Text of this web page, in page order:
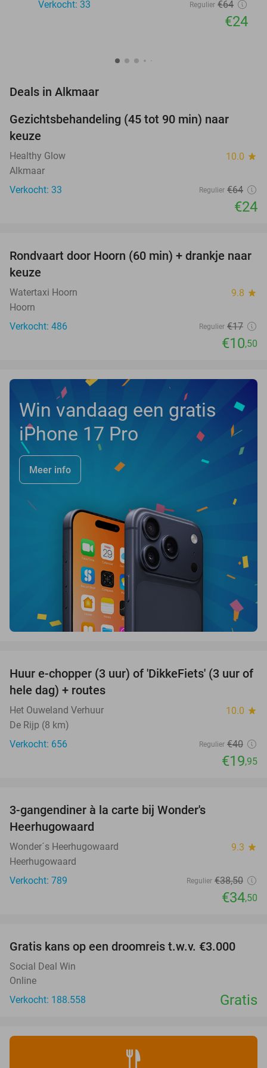
Verkocht: 33 Regulier €64
€24
Deals in Alkmaar
TODAY
Gezichtsbehandeling (45 tot 90 min) naar
keuze
Healthy Glow 10.0 star
Alkmaar
Verkocht: 33
Regulier €64
€24
38%
Rondvaart door Hoorn (60 min) + drankje naar
keuze
Watertaxi Hoorn 9.8 star
Hoorn
Verkocht: 486
Regulier €17
€10,50
Win vandaag een gratis
iPhone 17 Pro
Meer info
50%
Huur e-chopper (3 uur) of 'DikkeFiets' (3 uur of
hele dag) + routes
Het Ouweland Verhuur 10.0 star
De Rijp (8 km)
Verkocht: 656
Regulier €40
€19,95
3-gangendiner à la carte bij Wonder's
Heerhugowaard
Wonder´s Heerhugowaard 9.3 star
Heerhugowaard
Verkocht: 789
Regulier €38,50
€34,50
Gratis kans op een droomreis t.w.v. €3.000
Social Deal Win
Online
Verkocht: 188.558
Gratis